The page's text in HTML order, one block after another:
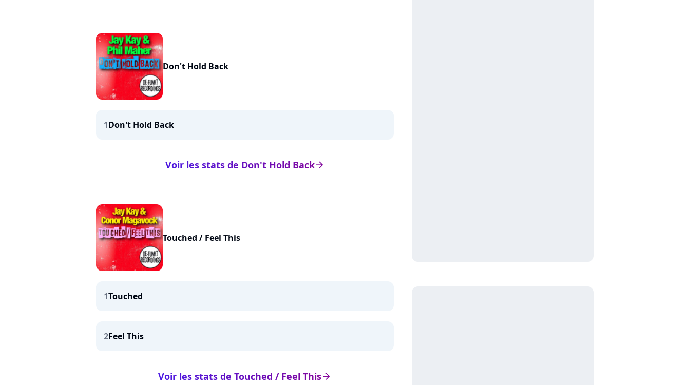
Don't Hold Back
1Don't Hold Back
arrow_right
Voir les stats de Don't Hold Back
Touched / Feel This
1Touched
2Feel This
arrow_right
Voir les stats de Touched / Feel This